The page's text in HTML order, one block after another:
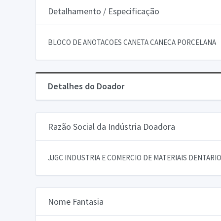
Detalhamento / Especificação
BLOCO DE ANOTACOES CANETA CANECA PORCELANA
Detalhes do Doador
Razão Social da Indústria Doadora
JJGC INDUSTRIA E COMERCIO DE MATERIAIS
Nome Fantasia